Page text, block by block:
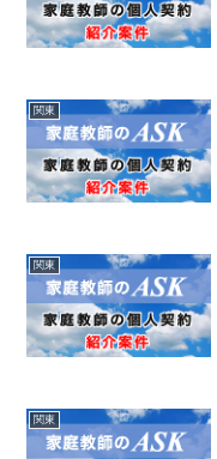
関東
関東
関東